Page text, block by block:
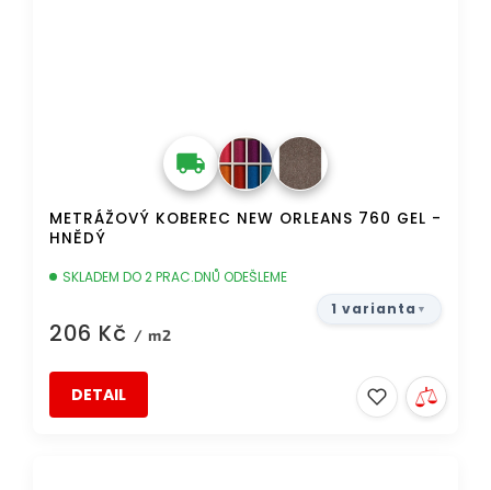
METRÁŽOVÝ KOBEREC NEW ORLEANS 760 GEL -
HNĚDÝ
SKLADEM DO 2 PRAC.DNŮ ODEŠLEME
206 Kč / m2
DETAIL
1 varianta